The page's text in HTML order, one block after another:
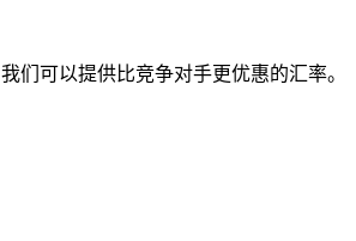
我们可以提供比竞争对手更优惠的汇率。